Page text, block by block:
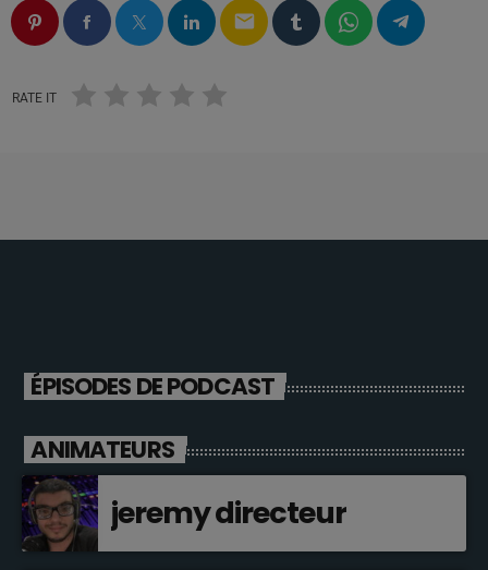
email
RATE IT
ÉPISODES DE PODCAST
ANIMATEURS
jeremy directeur